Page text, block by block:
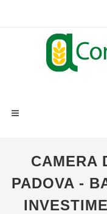
CAMERA
PADOVA -